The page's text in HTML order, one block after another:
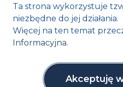
Mroczków 4a,
26-120 Bliżyn, Polska
tel. +48 41 254 12 66
fax. +48 41 254 11 95
info@fa1.pl
Ta strona wykorzystuje
niezbędne do jej działania.
Więcej na ten temat
Informacyjna.
Akceptuję